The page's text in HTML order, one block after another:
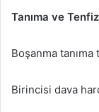
Tanıma ve
Boşanma
Birincisi dava